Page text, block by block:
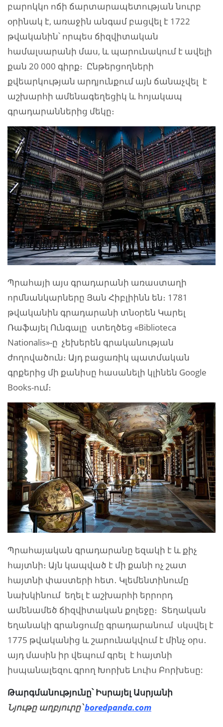
բարոկկո ոճի ճարտարապետության նուրբ
օրինակ է, առաջին անգամ բացվել է 1722
թվականին՝ որպես ճիզվիտական
համալսարանի մաս, և պարունակում է ավելի
քան 20 000 գիրք։ Ընթերցողների
քվեարկության արդյունքում այն ճանաչվել է
աշխարհի ամենագեղեցիկ և հոյակապ
գրադարաններից մեկը։
Պրահայի այս գրադարանի առաստաղի
որմնանկարները Յան Հիբլիինն են։ 1781
թվականին գրադարանի տնօրեն Կարել
Ռաֆայել Ունգալը ստեղծեց «Biblioteca
Nationalis»-ը չեխերեն գրականության
ժողովածուն։ Այդ բացառիկ պատմական
գրքերից մի քանիսը հասանելի կլինեն Google
Books-ում։
Պրահայական գրադարանը եզակի է և քիչ
հայտնի։ Այն կապված է մի քանի ոչ շատ
հայտնի փաստերի հետ․ Կլեմենտինումը
նախկինում եղել է աշխարհի երրորդ
ամենամեծ ճիզվիտական քոլեջը։ Տեղական
եղանակի գրանցումը գրադարանում սկսվել է
1775 թվականից և շարունակվում է մինչ օրս․
այդ մասին իր վեպում գրել է հայտնի
իսպանալեզու գրող Խորխե Լուիս Բորխեսը:
Թարգմանությունը՝ Իսրայել Ասրյանի
Նյութը աղբյուրը՝boredpanda.com